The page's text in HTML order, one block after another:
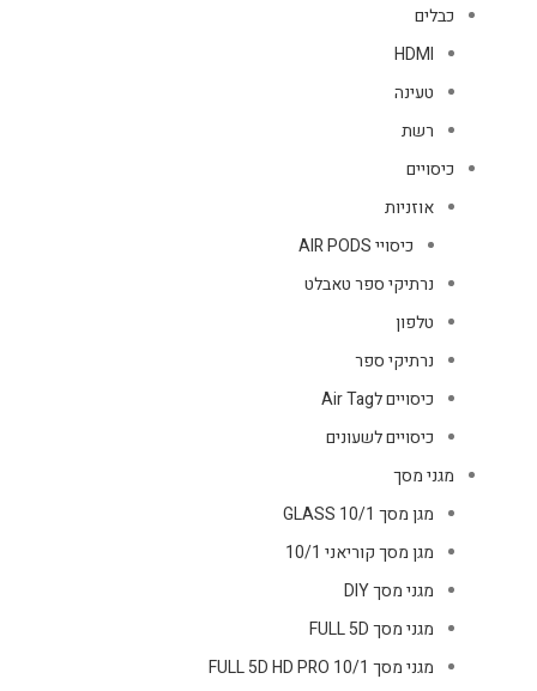
כבלים
HDMI
טעינה
רשת
כיסויים
אוזניות
כיסויי AIR PODS
נרתיקי ספר טאבלט
טלפון
נרתיקי ספר
כיסויים לAir Tag
כיסויים לשעונים
מגני מסך
מגן מסך GLASS 10/1
מגן מסך קוריאני 10/1
מגני מסך DIY
מגני מסך FULL 5D
מגני מסך FULL 5D HD PRO 10/1